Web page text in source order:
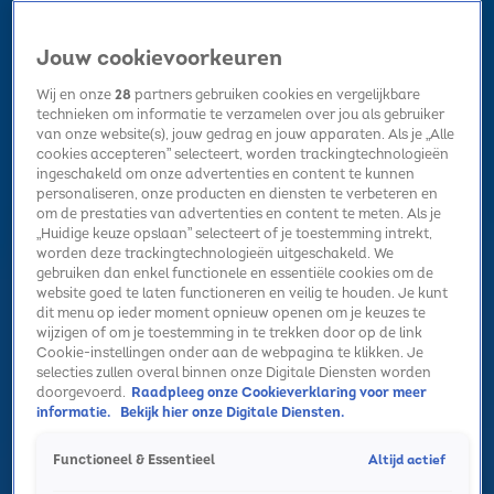
Home Radio luisteren Hitlijsten Acties Kerst Nieuws
Volg Sky Radio
Zoeken
HomeRadio luisterenActies Alle zendersSummer Top 101
Jouw cookievoorkeuren
Wij en onze28partners gebruiken cookies en vergelijkbare
technieken om informatie te verzamelen over jou als gebruiker
van onze website(s), jouw gedrag en jouw apparaten. Als je „Alle
cookies accepteren” selecteert, worden trackingtechnologieën
ingeschakeld om onze advertenties en content te kunnen
personaliseren, onze producten en diensten te verbeteren en
om de prestaties van advertenties en content te meten. Als je
„Huidige keuze opslaan” selecteert of je toestemming intrekt,
worden deze trackingtechnologieën uitgeschakeld. We
gebruiken dan enkel functionele en essentiële cookies om de
website goed te laten functioneren en veilig te houden. Je kunt
dit menu op ieder moment opnieuw openen om je keuzes te
wijzigen of om je toestemming in te trekken door op de link
Cookie-instellingen onder aan de webpagina te klikken. Je
selecties zullen overal binnen onze Digitale Diensten worden
doorgevoerd. Raadpleeg onze Cookieverklaring voor meer
informatie.
Bekijk hier onze Digitale Diensten.
Functioneel & Essentieel Altijd actief